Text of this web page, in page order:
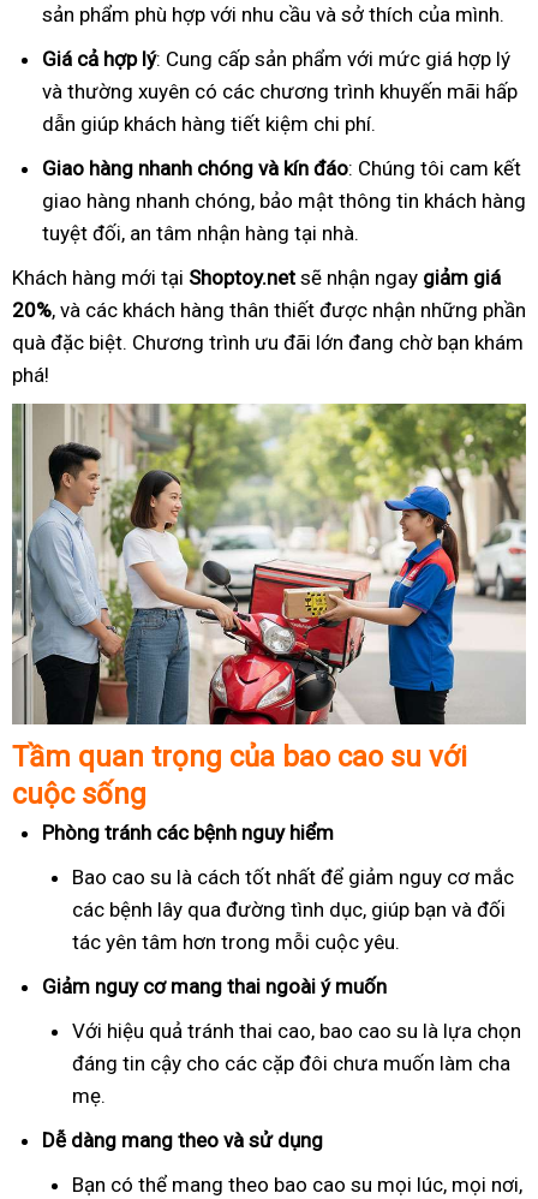
sản phẩm phù hợp với nhu cầu và sở thích của mình.
Giá cả hợp lý: Cung cấp sản phẩm với mức giá hợp lý
và thường xuyên có các chương trình khuyến mãi hấp
dẫn giúp khách hàng tiết kiệm chi phí.
Giao hàng nhanh chóng và kín đáo: Chúng tôi cam kết
giao hàng nhanh chóng, bảo mật thông tin khách hàng
tuyệt đối, an tâm nhận hàng tại nhà.
Khách hàng mới tại Shoptoy.net sẽ nhận ngay giảm giá
20%, và các khách hàng thân thiết được nhận những phần
quà đặc biệt. Chương trình ưu đãi lớn đang chờ bạn khám
phá!
Tầm quan trọng của bao cao su với
cuộc sống
Phòng tránh các bệnh nguy hiểm
Bao cao su là cách tốt nhất để giảm nguy cơ mắc
các bệnh lây qua đường tình dục, giúp bạn và đối
tác yên tâm hơn trong mỗi cuộc yêu.
Giảm nguy cơ mang thai ngoài ý muốn
Với hiệu quả tránh thai cao, bao cao su là lựa chọn
đáng tin cậy cho các cặp đôi chưa muốn làm cha
mẹ.
Dễ dàng mang theo và sử dụng
Bạn có thể mang theo bao cao su mọi lúc, mọi nơi,